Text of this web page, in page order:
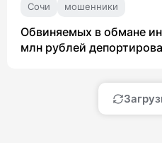
Сочи мошенники
Обвиняемых в обмане
млн рублей